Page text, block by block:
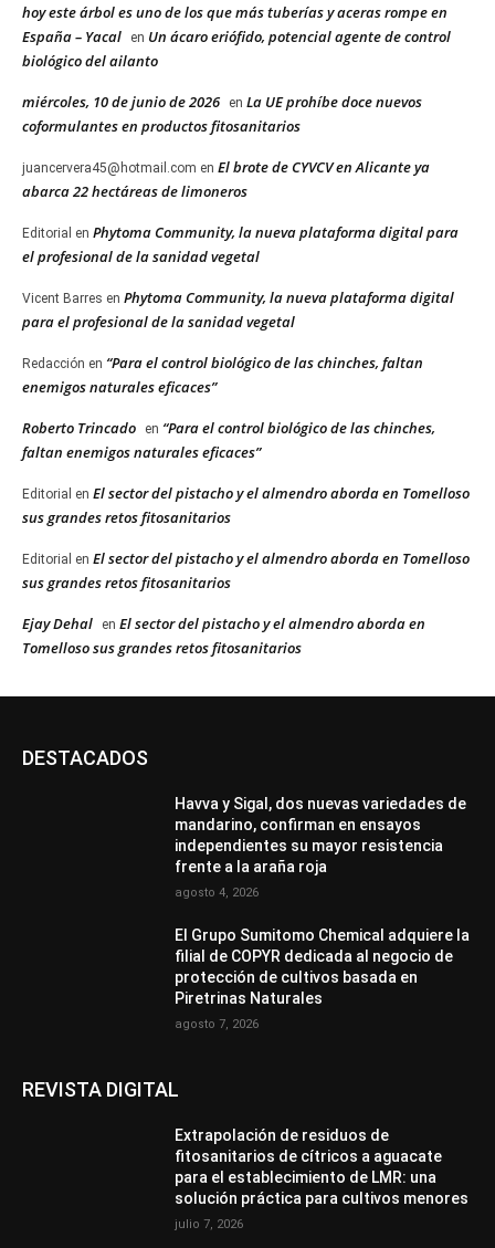
hoy este árbol es uno de los que más tuberías y aceras rompe en
España – Yacal
en Un ácaro eriófido, potencial agente de control
biológico del ailanto
miércoles, 10 de junio de 2026 en La UE prohíbe doce nuevos
coformulantes en productos fitosanitarios
juancervera45@hotmail.com en El brote de CYVCV en Alicante ya
abarca 22 hectáreas de limoneros
Editorial en Phytoma Community, la nueva plataforma digital para
el profesional de la sanidad vegetal
Vicent Barres en Phytoma Community, la nueva plataforma digital
para el profesional de la sanidad vegetal
Redacción en “Para el control biológico de las chinches, faltan
enemigos naturales eficaces”
Roberto Trincado en “Para el control biológico de las chinches,
faltan enemigos naturales eficaces”
Editorial en El sector del pistacho y el almendro aborda en Tomelloso
sus grandes retos fitosanitarios
Editorial en El sector del pistacho y el almendro aborda en Tomelloso
sus grandes retos fitosanitarios
Ejay Dehal en El sector del pistacho y el almendro aborda en
Tomelloso sus grandes retos fitosanitarios
DESTACADOS
Havva y Sigal, dos nuevas variedades de
mandarino, confirman en ensayos
independientes su mayor resistencia
frente a la araña roja
agosto 4, 2026
El Grupo Sumitomo Chemical adquiere la
filial de COPYR dedicada al negocio de
protección de cultivos basada en
Piretrinas Naturales
agosto 7, 2026
REVISTA DIGITAL
Extrapolación de residuos de
fitosanitarios de cítricos a aguacate
para el establecimiento de LMR: una
solución práctica para cultivos menores
julio 7, 2026